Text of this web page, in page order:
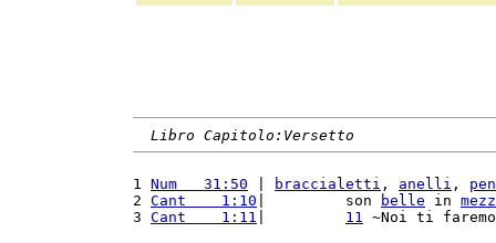
Libro Capitolo:Versetto
1 Num   31:50 braccialetti , anelli ,
2 Cant    1:10 |         son belle in
3 Cant    1:11 11 ~Noi ti